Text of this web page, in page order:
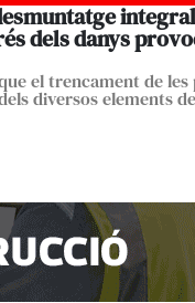
dels danys
el trencament de les
diversos elements